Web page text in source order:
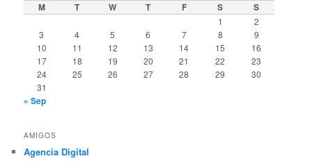
M T W T F S S
1
2
3
4 5 6 7 8
9
10
11 12 13 14 15
16
17
18 19 20 21 22
23
24
25 26 27 28 29
30
31
« Sep
AMIGOS
Agencia Digital